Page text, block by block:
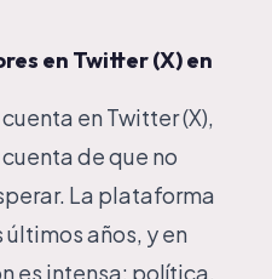
en Twitter (X) en
en Twitter (X),
de que no
La plataforma
años, y en
es intensa: política,